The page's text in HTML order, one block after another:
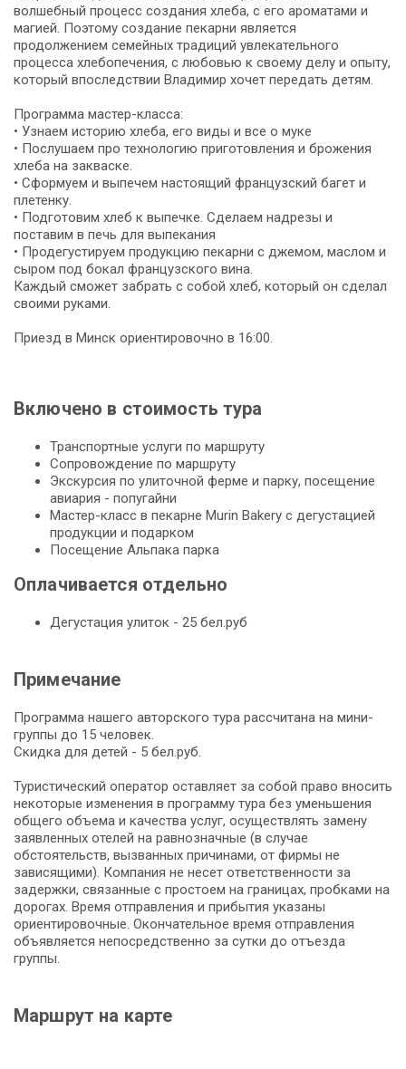
волшебный процесс создания хлеба, с его ароматами и
магией. Поэтому создание пекарни является
продолжением семейных традиций увлекательного
процесса хлебопечения, с любовью к своему делу и опыту,
который впоследствии Владимир хочет передать детям.
Программа мастер-класса:
• Узнаем историю хлеба, его виды и все о муке
• Послушаем про технологию приготовления и брожения
хлеба на закваске.
• Сформуем и выпечем настоящий французский багет и
плетенку.
• Подготовим хлеб к выпечке. Сделаем надрезы и
поставим в печь для выпекания
• Продегустируем продукцию пекарни с джемом, маслом и
сыром под бокал французского вина.
Каждый сможет забрать с собой хлеб, который он сделал
своими руками.
Приезд в Минск ориентировочно в 16:00.
Включено в стоимость тура
Транспортные услуги по маршруту
Сопровождение по маршруту
Экскурсия по улиточной ферме и парку, посещение
авиария - попугайни
Мастер-класс в пекарне Murin Bakery с дегустацией
продукции и подарком
Посещение Альпака парка
Оплачивается отдельно
Дегустация улиток - 25 бел.руб
Примечание
Программа нашего авторского тура рассчитана на мини-
группы до 15 человек.
Скидка для детей - 5 бел.руб.
Туристический оператор оставляет за собой право вносить
некоторые изменения в программу тура без уменьшения
общего объема и качества услуг, осуществлять замену
заявленных отелей на равнозначные (в случае
обстоятельств, вызванных причинами, от фирмы не
зависящими). Компания не несет ответственности за
задержки, связанные с простоем на границах, пробками на
дорогах. Время отправления и прибытия указаны
ориентировочные. Окончательное время отправления
объявляется непосредственно за сутки до отъезда
группы.
Маршрут на карте